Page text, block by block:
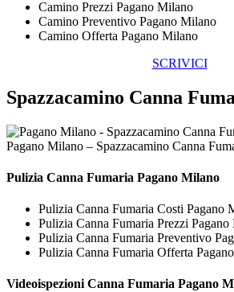
Camino Prezzi Pagano Milano
Camino Preventivo Pagano Milano
Camino Offerta Pagano Milano
SCRIVICI
Spazzacamino Canna
Pagano Milano – Spazzacamino Canna
Pulizia Canna Fumaria Pagano Milano
Pulizia Canna Fumaria Costi Pagano
Pulizia Canna Fumaria Prezzi
Pulizia Canna Fumaria Preventivo
Pulizia Canna Fumaria Offerta
VideoispezioniCanna Fumaria Pagano